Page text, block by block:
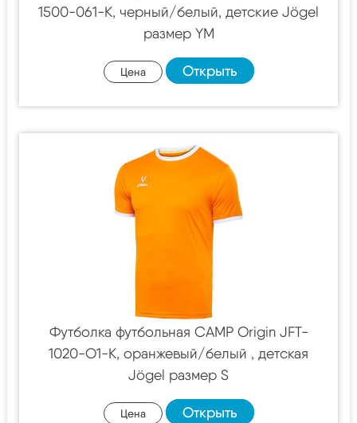
1500-061-K, черный/белый, детские Jögel
размер YM
Цена Открыть
Футболка футбольная CAMP Origin JFT-
1020-O1-K, оранжевый/белый , детская
Jögel размер S
Цена Открыть